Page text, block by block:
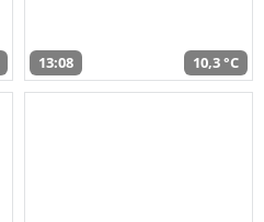
13:08 10,3 °C